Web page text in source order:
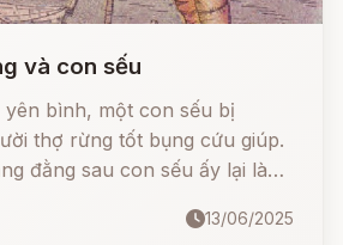
và con sếu
bình, một con sếu bị
thợ rừng tốt bụng cứu giúp.
đằng sau con sếu ấy lại là
ái, sự biết ơn và hậu quả
13/06/2025